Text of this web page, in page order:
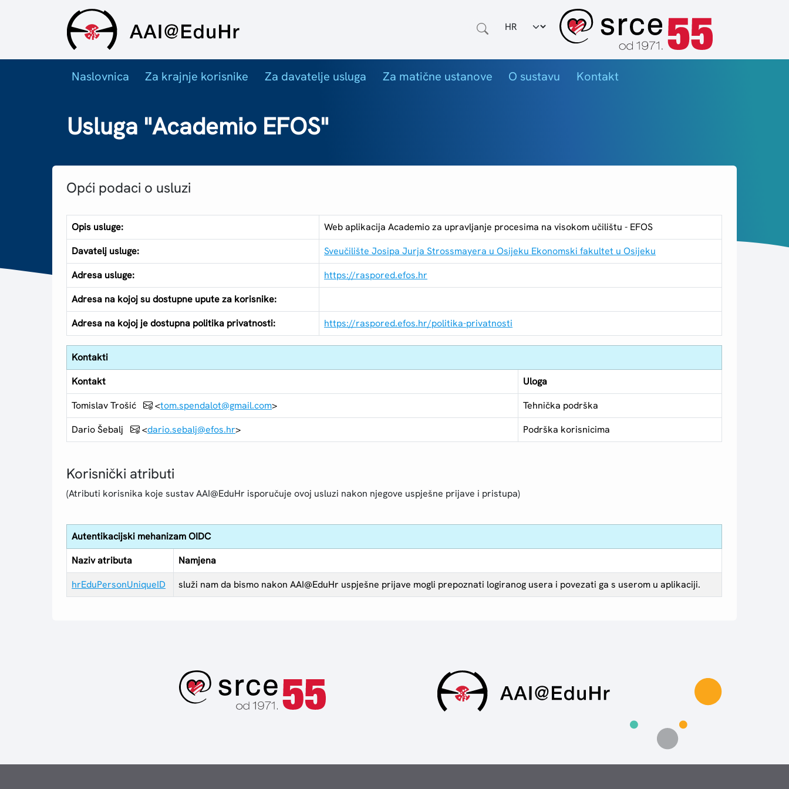
Odabir jezika
Naslovnica Za krajnje korisnike Za davatelje usluga Za matične ustanove O sustavu Kontakt
Usluga "Academio EFOS"
Opći podaci o usluzi
Opis usluge:
Web aplikacija Academio za upravljanje procesima na visokom učilištu - EFOS
Davatelj usluge:
Sveučilište Josipa Jurja Strossmayera u Osijeku Ekonomski fakultet u Osijeku
Adresa usluge:
https://raspored.efos.hr
Adresa na kojoj su dostupne upute za korisnike:
Adresa na kojoj je dostupna politika privatnosti:
https://raspored.efos.hr/politika-privatnosti
Kontakti
Kontakt
Uloga
Tomislav Trošić
<tom.spendalot@gmail.com>
Tehnička podrška
Dario Šebalj
<dario.sebalj@efos.hr> Podrška korisnicima
Korisnički atributi
(Atributi korisnika koje sustav AAI@EduHr isporučuje ovoj usluzi nakon njegove uspješne prijave i pristupa)
Autentikacijski mehanizam OIDC
Naziv atributa
Namjena
hrEduPersonUniqueID
služi nam da bismo nakon AAI@EduHr uspješne prijave mogli prepoznati logiranog usera i povezati ga s userom u aplikaciji.